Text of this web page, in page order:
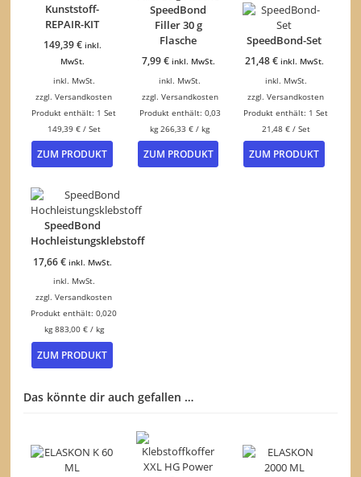
Kunststoff-
REPAIR-KIT
149,39€ inkl.
MwSt.
inkl. MwSt.
zzgl.Versandkosten
Produkt enthält: 1Set
149,39 €/ Set
ZUM PRODUKT
SpeedBond
Filler 30 g
Flasche
7,99€ inkl. MwSt.
inkl. MwSt.
zzgl. Versandkosten
Produkt enthält: 0,03
kg 266,33€ /kg
ZUM PRODUKT
SpeedBond-Set
21,48€ inkl. MwSt.
inkl. MwSt.
zzgl.Versandkosten
Produkt enthält: 1Set
21,48 €/ Set
ZUM PRODUKT
SpeedBond
Hochleistungsklebstoff
17,66€ inkl. MwSt.
inkl. MwSt.
zzgl.Versandkosten
Produkt enthält: 0,020
kg 883,00 €/ kg
ZUM PRODUKT
Das könnte dir auch gefallen …